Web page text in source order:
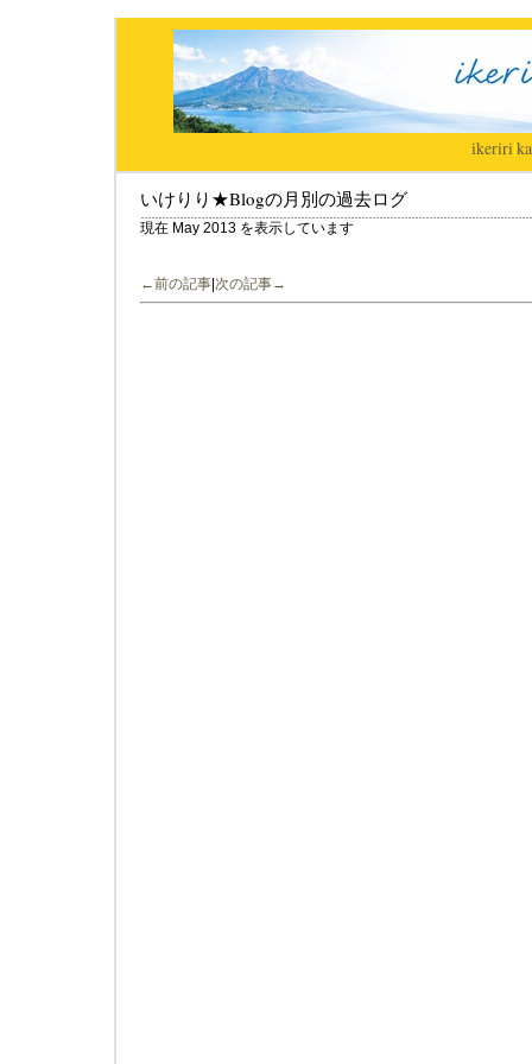
ikeriri|
いけりり★Blogの月別の過去ログ
現在 May 2013 を表示しています
←前の記事 次の記事→